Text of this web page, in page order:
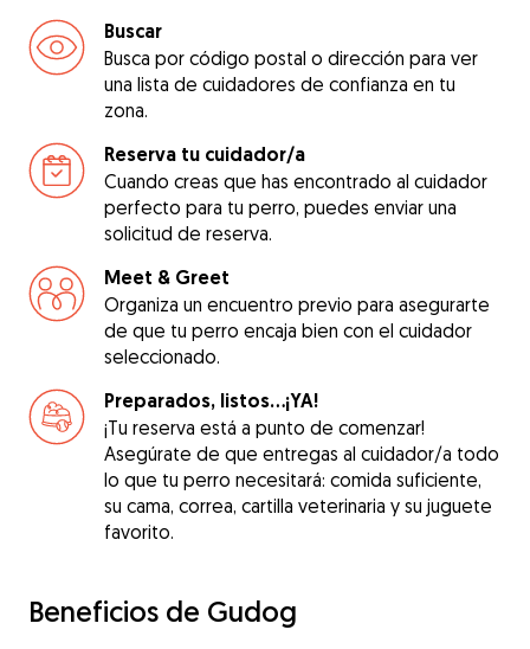
Buscar
Busca por código postal o dirección para ver
una lista de cuidadores de confianza en tu
zona.
Reserva tu cuidador/a
Cuando creas que has encontrado al cuidador
perfecto para tu perro, puedes enviar una
solicitud de reserva.
Meet & Greet
Organiza un encuentro previo para asegurarte
de que tu perro encaja bien con el cuidador
seleccionado.
Preparados, listos...¡YA!
¡Tu reserva está a punto de comenzar!
Asegúrate de que entregas al cuidador/a todo
lo que tu perro necesitará: comida suficiente,
su cama, correa, cartilla veterinaria y su juguete
favorito.
Beneficios de Gudog